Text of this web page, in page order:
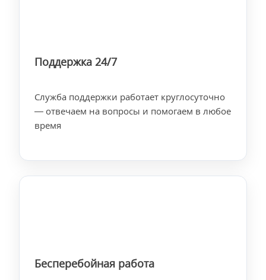
Поддержка 24/7
Служба поддержки работает круглосуточно
— отвечаем на вопросы и помогаем в любое
время
Бесперебойная работа